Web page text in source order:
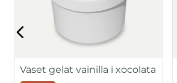
Magnum Bon Bon salted